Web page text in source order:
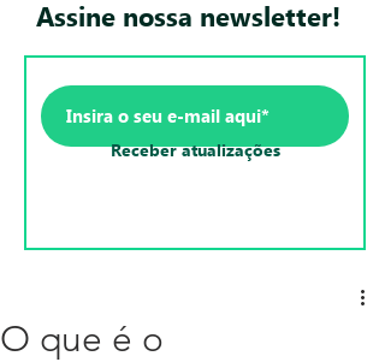
Assine nossa newsletter!
Receber atualizações
O que é o